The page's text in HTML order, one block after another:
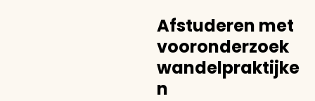
Afstuderen met
vooronderzoek
wandelpraktijke
n